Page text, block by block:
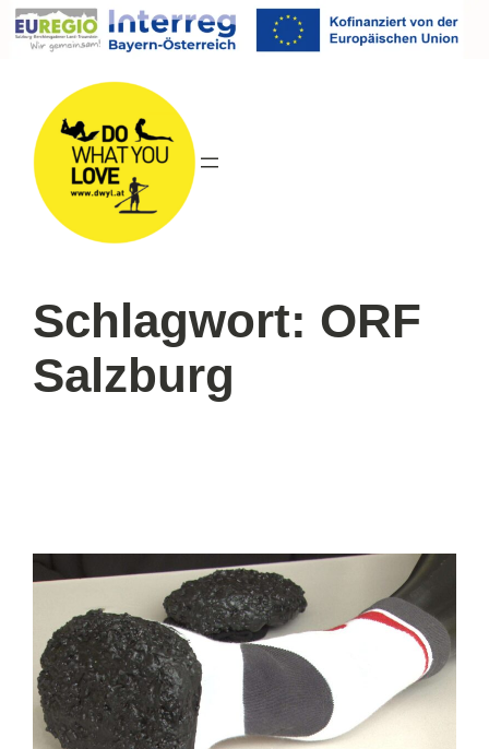
Direkt
zum
wechseln
Schlagwort: ORF
Salzburg